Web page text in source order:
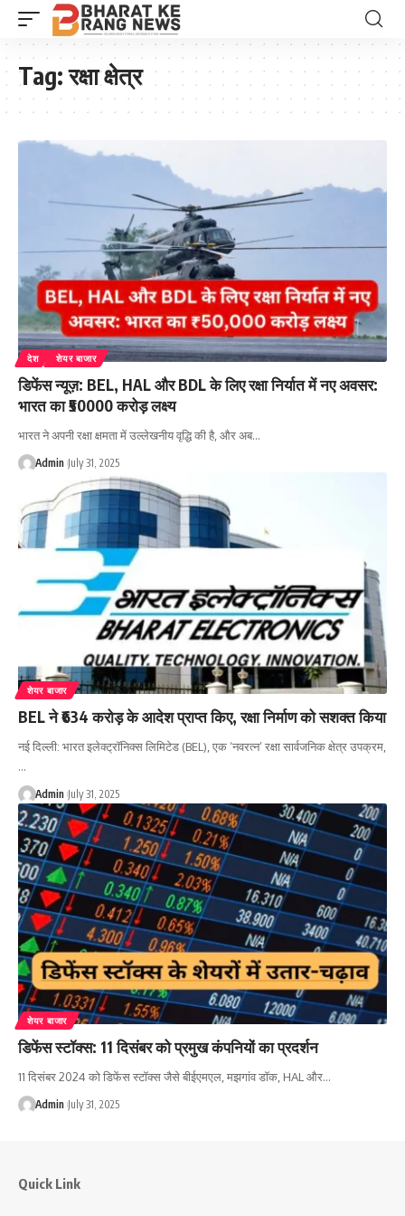
Tag:रक्षा क्षेत्र
देश शेयर बाजार
डिफेंस न्यूज़: BEL, HAL और BDL के लिए रक्षा निर्यात में नए अवसर:
भारत का ₹50000 करोड़ लक्ष्य
भारत ने अपनी रक्षा क्षमता में उल्लेखनीय वृद्धि की है, और अब…
Admin July 31, 2025
शेयर बाजार
BEL ने ₹634 करोड़ के आदेश प्राप्त किए, रक्षा निर्माण को सशक्त किया
नई दिल्ली: भारत इलेक्ट्रॉनिक्स लिमिटेड (BEL), एक ‘नवरत्न’ रक्षा सार्वजनिक क्षेत्र उपक्रम,
…
Admin July 31, 2025
शेयर बाजार
डिफेंस स्टॉक्स: 11 दिसंबर को प्रमुख कंपनियों का प्रदर्शन
11 दिसंबर 2024 को डिफेंस स्टॉक्स जैसे बीईएमएल, मझगांव डॉक, HAL और…
Admin July 31, 2025
Quick Link